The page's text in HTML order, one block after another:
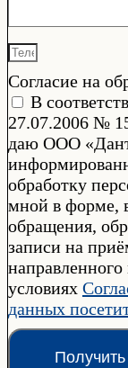
Согласие на
В
27.07.2006 №
даю ООО
обработку
мной в форме,
обращения,
записи на
условиях
данных
Получить